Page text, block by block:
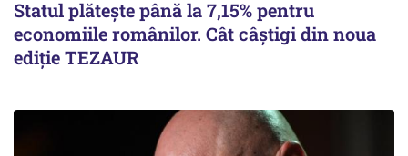
Statul plătește până la 7,15% pentru
economiile românilor. Cât câștigi din noua
ediție TEZAUR